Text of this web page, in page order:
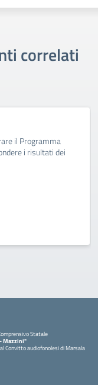
correlati
il Programma
i risultati dei
Statale
Mazzini"
Convitto audiofonolesi di Marsala